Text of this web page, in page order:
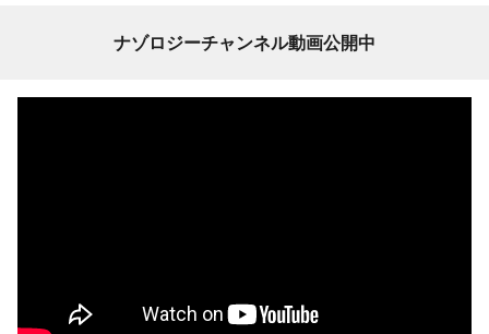
ナゾロジーチャンネル動画公開中